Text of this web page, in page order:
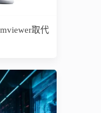
取代